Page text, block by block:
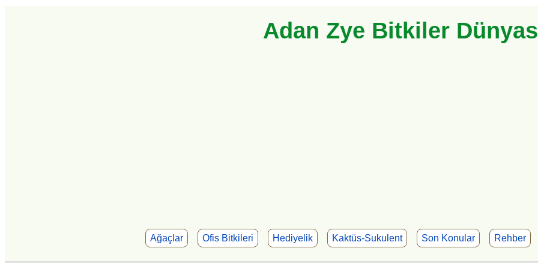
Adan Zye Bitkiler
Ağaçlar Ofis Bitkileri Hediyelik Kaktüs-Sukulent Son Konular Rehber